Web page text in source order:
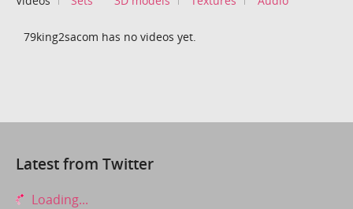
79king2sacom has no videos yet.
Latest from Twitter
Loading...